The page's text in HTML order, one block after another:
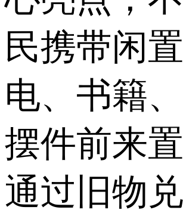
民携带闲
电、书籍
摆件前来置
通过旧物